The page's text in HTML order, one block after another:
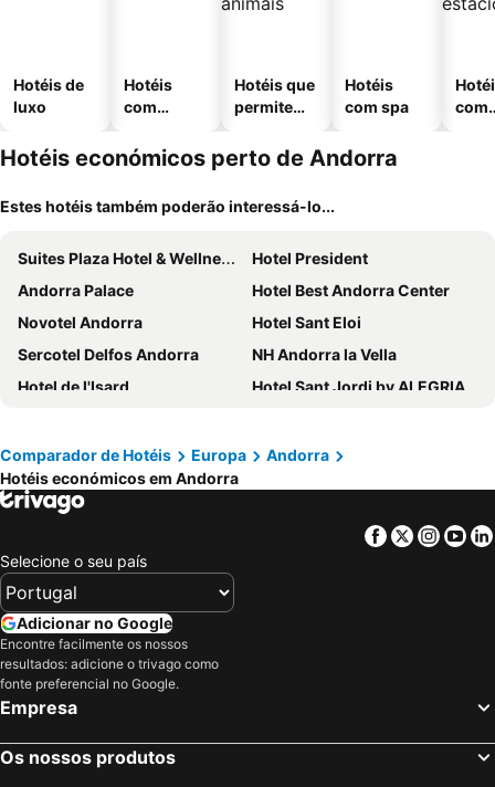
Hotéis de
luxo
Hotéis
com
Hotéis que
permitem
Hotéis
com spa
com
Hotéis económicos perto de Andorra
Estes hotéis também poderão interessá-lo...
Suites Plaza Hotel & Wellness Andorra
Hotel President
Andorra Palace
Hotel Best Andorra Center
Novotel Andorra
Hotel Sant Eloi
Sercotel Delfos Andorra
NH Andorra la Vella
Hotel de l'Isard
Hotel Sant Jordi by ALEGRIA
Hotel Magic Andorra by Nexta Roc Blanc Hotel & Spa
Hotel Nexta Escaldes
Hotel Princesa Parc
Hotel Euroski Mountain Resort & Spa
Mercure Andorra
Hotel L'Ermita B&B
Hotel Panorama
Hotel Marco Polo by Nexta
Hotel Coma Bella
Grand Plaza Hotel & Wellness
Hotel Magic La Massana by Nexta
Acta Arthotel
Comparador de Hotéis Europa
Andorra
Hotéis económicos em Andorra
Facebook
Twitter
Selecione o seu país
Adicionar no Google
Encontre facilmente os nossos
resultados: adicione o trivago como
fonte preferencial no Google.
Empresa
Os nossos produtos